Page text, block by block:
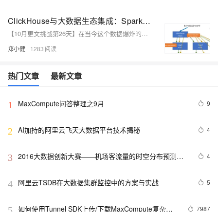
ClickHouse与大数据生态集成：Spark & Flink 实战
【10月更文挑战第26天】在当今这个数据爆炸的时代，能够高效地处理和分析海量数据成为了企业和组织提升竞争力的关键。作为一款高性能的列式数据库系统，ClickHouse 在大数据分析领域展现出了卓越的能力。然而，为了充分利用ClickHouse的优势，将其与现有的大数据处理框架（如Apache Spark和Apache Flink）进行集成变得尤为重要。本文将从我个人的角度出发，探讨如何通过这些技术的结合，实现对大规模数据的实时处理和分析。
郑小健 1283
热门文章 最新文章
1 MaxCompute问答整理之9月 9
2 AI加持的阿里云飞天大数据平台技术揭秘 4
3 2016大数据创新大赛——机场客流量的时空分布预测模
4
4 阿里云TSDB在大数据集群监控中的方案与实战 5
5 如何使用Tunnel SDK上传/下载MaxCompute复杂类
7987